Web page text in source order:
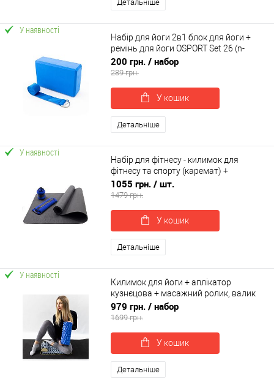
Детальніше
У наявності
Набір для йоги 2в1 блок для йоги +
ремінь для йоги OSPORT Set 26 (n-
0057)
200 грн. / набор
289 грн.
У кошик
Детальніше
У наявності
Набір для фітнесу - килимок для
фітнесу та спорту (каремат) +
обважнювачі 2шт по 3 кг OSPORT Set
50 (n-0080)
1055 грн. / шт.
1479 грн.
У кошик
Детальніше
У наявності
Килимок для йоги + аплікатор
кузнєцова + масажний ролик, валик
для масажу мфр рол OSPORT Set 111
(n-0144)
979 грн. / набор
1699 грн.
У кошик
Детальніше